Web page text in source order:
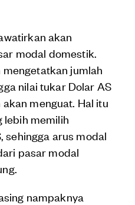
akan
modal domestik.
jumlah
nilai tukar Dolar AS
menguat. Hal itu
lebih memilih
sehingga arus modal
pasar modal
nampaknya